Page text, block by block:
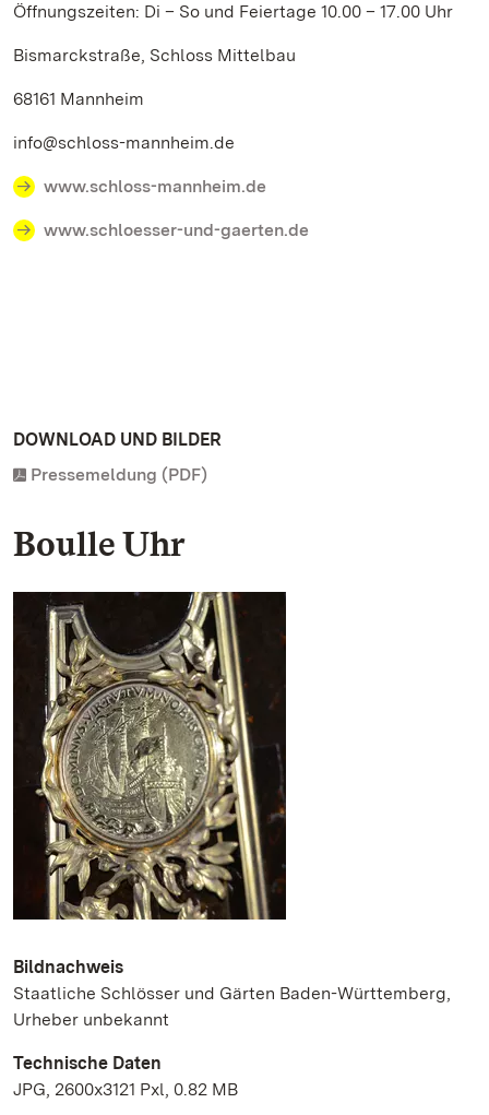
Öffnungszeiten: Di – So und Feiertage 10.00 – 17.00 Uhr
Bismarckstraße, Schloss Mittelbau
68161 Mannheim
info@schloss-mannheim.de
www.schloss-mannheim.de
www.schloesser-und-gaerten.de
DOWNLOAD UND BILDER
Pressemeldung (PDF)
Boulle Uhr
Bildnachweis
Staatliche Schlösser und Gärten Baden-Württemberg,
Urheber unbekannt
Technische Daten
JPG, 2600x3121 Pxl, 0.82 MB